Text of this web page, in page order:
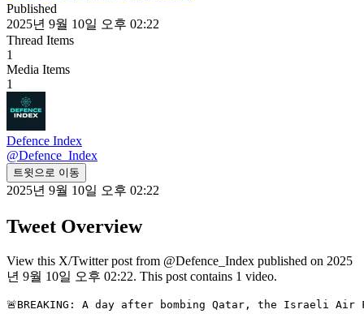
Published
2025년 9월 10일 오후 02:22
Thread Items
1
Media Items
1
Defence Index
@Defence_Index
트윗으로 이동
2025년 9월 10일 오후 02:22
Tweet Overview
View this X/Twitter post from @Defence_Index published on 2025
년 9월 10일 오후 02:22. This post contains 1 video.
🚨BREAKING: A day after bombing Qatar, the Israeli